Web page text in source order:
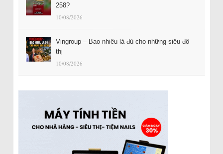
258?
10/08/2026
Vingroup – Bao nhiêu là đủ cho những siêu đô
thị
10/08/2026